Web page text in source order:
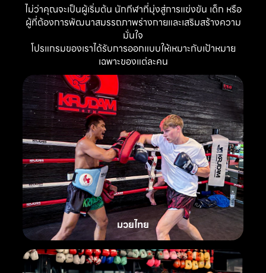
ไม่ว่าคุณจะเป็นผู้เริ่มต้น นักกีฬาที่มุ่งสู่การแข่งขัน เด็ก หรือ
ผู้ที่ต้องการพัฒนาสมรรถภาพร่างกายและเสริมสร้างความ
มั่นใจ
โปรแกรมของเราได้รับการออกแบบให้เหมาะกับเป้าหมาย
เฉพาะของแต่ละคน
มวยไทย